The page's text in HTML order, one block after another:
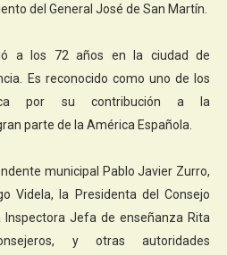
del General José de San Martín.
a los 72 años en la ciudad de
Es reconocido como uno de los
por su contribución a la
parte de la América Española.
municipal Pablo Javier Zurro,
Videla, la Presidenta del Consejo
Inspectora Jefa de enseñanza Rita
y otras autoridades